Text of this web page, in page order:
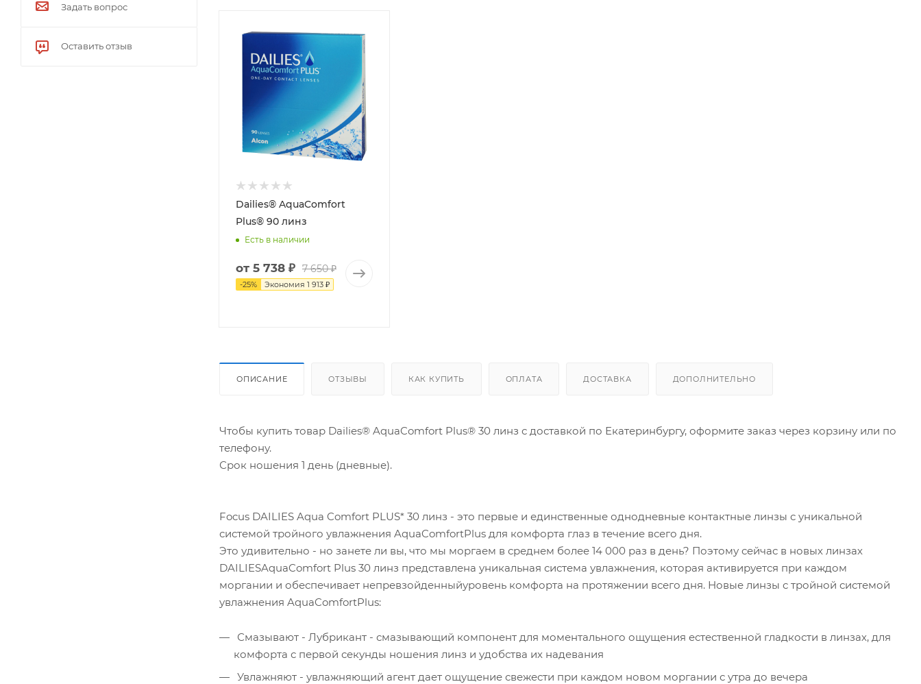
Dailies® AquaComfort
Plus® 90 линз
Есть в наличии
от 5 738 ₽ 7 650 ₽
-25% Экономия 1 913 ₽
ОПИСАНИЕ ОТЗЫВЫ КАК КУПИТЬ ОПЛАТА ДОСТАВКА ДОПОЛНИТЕЛЬНО
Чтобы купить товар Dailies® AquaComfort Plus® 30 линз с доставкой по Екатеринбургу, оформите заказ через корзину или по
телефону.
Срок ношения 1 день (дневные).
Focus DAILIES Aqua Comfort PLUS* 30 линз - это первые и единственные однодневные контактные линзы с уникальной
системой тройного увлажнения AquaComfortPlus для комфорта глаз в течение всего дня.
Это удивительно - но занете ли вы, что мы моргаем в среднем более 14 000 раз в день? Поэтому сейчас в новых линзах
DAILIESAquaComfort Plus 30 линз представлена уникальная система увлажнения, которая активируется при каждом
моргании и обеспечивает непревзойденныйуровень комфорта на протяжении всего дня. Новые линзы с тройной системой
увлажнения AquaComfortPlus:
Смазывают - Лубрикант - смазывающий компонент для моментального ощущения естественной гладкости в линзах, для
комфорта с первой секунды ношения линз и удобства их надевания
Увлажняют - увлажняющий агент дает ощущение свежести при каждом новом моргании с утра до вечера
Задать вопрос
Оставить отзыв